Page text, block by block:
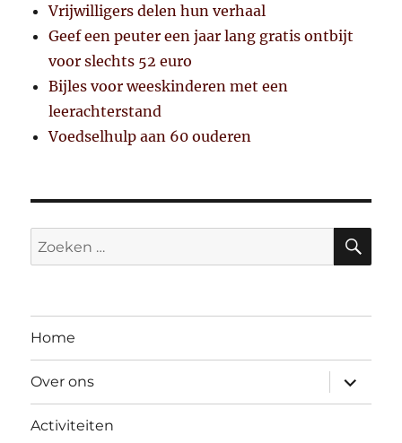
Vrijwilligers delen hun verhaal
Geef een peuter een jaar lang gratis ontbijt
voor slechts 52 euro
Bijles voor weeskinderen met een
leerachterstand
Voedselhulp aan 60 ouderen
Zoeken
naar:
Home
Over ons
Activiteiten